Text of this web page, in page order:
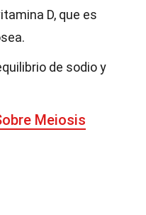
D, que es
de sodio y
Meiosis